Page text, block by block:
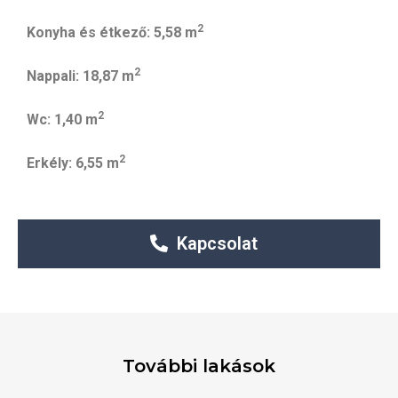
Konyha és étkező: 5,58 m2
Nappali: 18,87 m2
Wc: 1,40 m2
Erkély: 6,55 m2
Kapcsolat
További lakások